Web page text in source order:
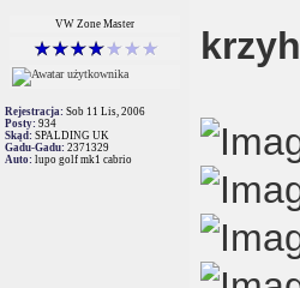
VW Zone Master
Rejestracja: Sob 11 Lis, 2006
Posty: 934
Skąd: SPALDING UK
Gadu-Gadu: 2371329
Auto: lupo golf mk1 cabrio
krzyh